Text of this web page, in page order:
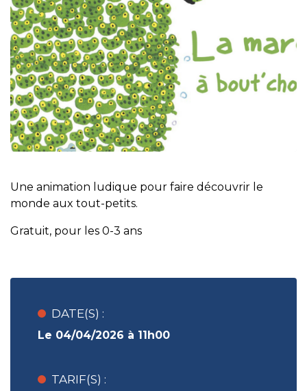
Une animation ludique pour faire découvrir le
monde aux tout-petits.
Gratuit, pour les 0-3 ans
DATE(S) :
Le 04/04/2026 à 11h00
TARIF(S) :